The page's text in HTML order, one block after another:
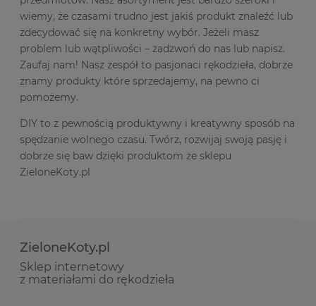
wiemy, że czasami trudno jest jakiś produkt znaleźć lub
zdecydować się na konkretny wybór. Jeżeli masz
problem lub wątpliwości – zadzwoń do nas lub napisz.
Zaufaj nam! Nasz zespół to pasjonaci rękodzieła, dobrze
znamy produkty które sprzedajemy, na pewno ci
pomożemy.
DIY to z pewnością produktywny i kreatywny sposób na
spędzanie wolnego czasu. Twórz, rozwijaj swoją pasję i
dobrze się baw dzięki produktom ze sklepu
ZieloneKoty.pl
ZieloneKoty.pl
Sklep internetowy
z materiałami do rękodzieła